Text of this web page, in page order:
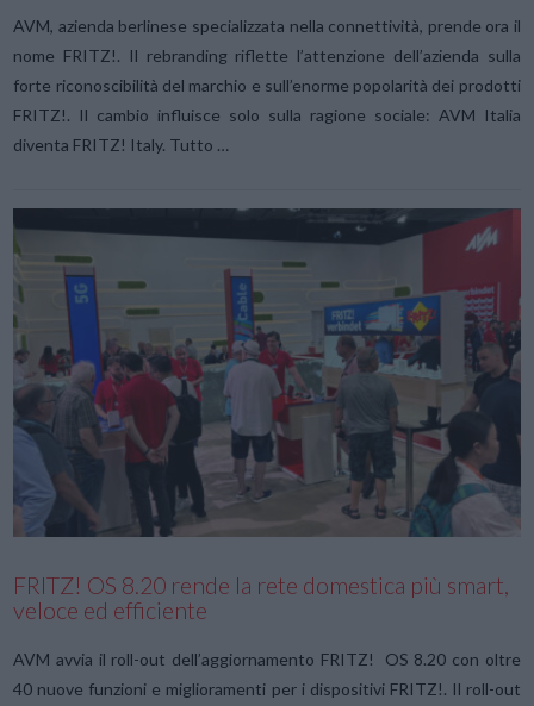
VIEW POST
AVM, azienda berlinese specializzata nella connettività, prende ora il
nome FRITZ!. Il rebranding riflette l’attenzione dell’azienda sulla
forte riconoscibilità del marchio e sull’enorme popolarità dei prodotti
FRITZ!. Il cambio influisce solo sulla ragione sociale: AVM Italia
diventa FRITZ! Italy. Tutto …
FRITZ! OS 8.20 rende la rete domestica più smart,
veloce ed efficiente
AVM avvia il roll-out dell’aggiornamento FRITZ! OS 8.20 con oltre
40 nuove funzioni e miglioramenti per i dispositivi FRITZ!. Il roll-out